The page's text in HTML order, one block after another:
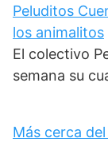
Peluditos
los animalitos
El colectivo
semana su
Más cerca